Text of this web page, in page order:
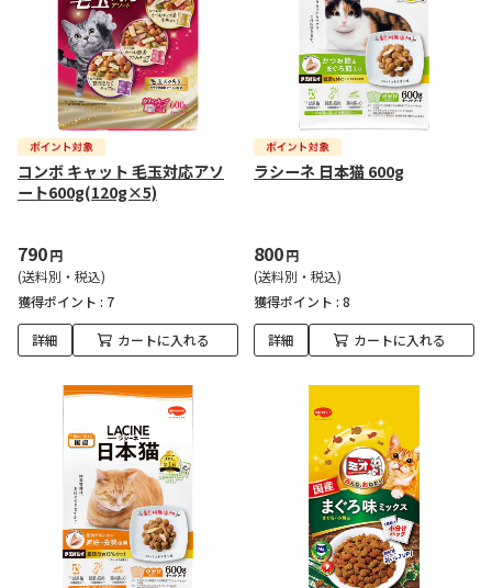
コンボ キャット 毛玉対応アソ
ート600g(120g×5)
790円
(送料別・税込)
獲得ポイント : 7
詳細 カートに入れる
ラシーネ 日本猫 600g
800円
(送料別・税込)
獲得ポイント : 8
詳細 カートに入れる